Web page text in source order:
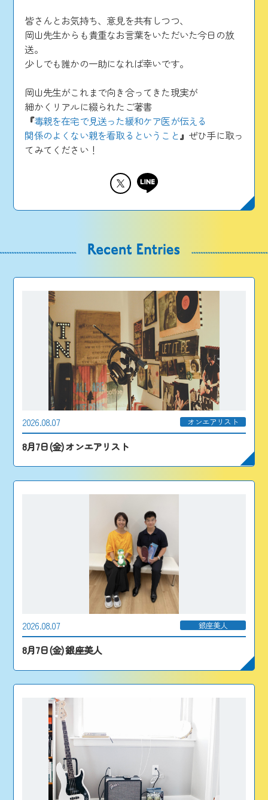
皆さんとお気持ち、意見を共有しつつ、
岡山先生からも貴重なお言葉をいただいた今日の放
送。
少しでも誰かの一助になれば幸いです。
岡山先生がこれまで向き合ってきた現実が
細かくリアルに綴られたご著書
『毒親を在宅で見送った緩和ケア医が伝える
関係のよくない親を看取るということ』 ぜひ手に取っ
てみてください！
2026.08.07 オンエアリスト
8月7日(金) オンエアリスト
2026.08.07 銀座美人
8月7日(金) 銀座美人